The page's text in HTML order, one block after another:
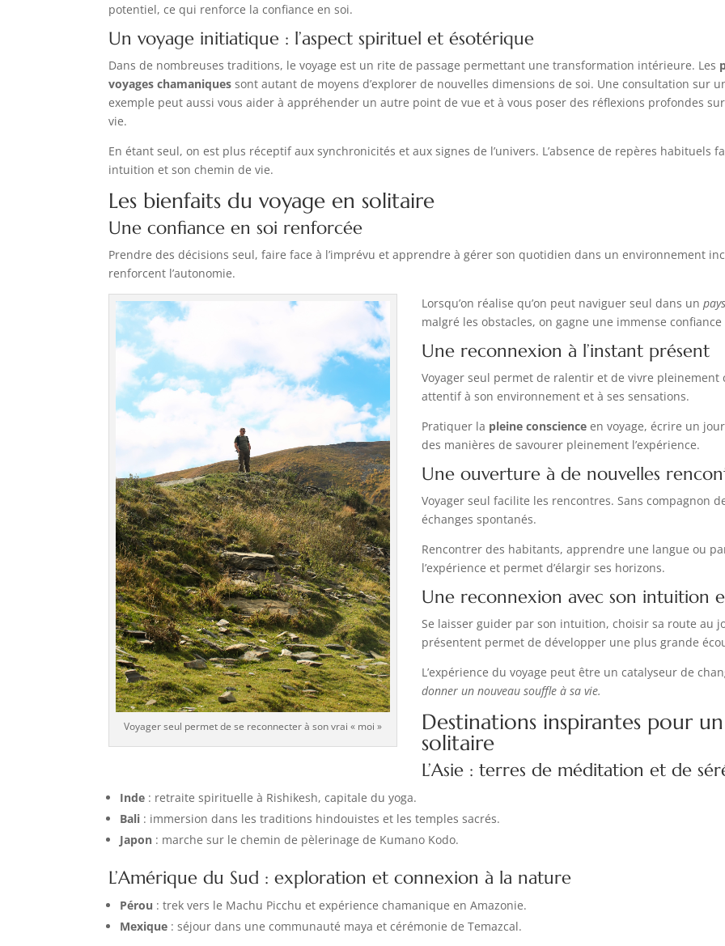
potentiel, ce qui renforce la confiance en soi.
Un voyage initiatique : l’aspect spirituel et ésotérique
Dans de nombreuses traditions, le voyage est un rite de passage permettant une transformation intérieure. Les
voyages chamaniques sont autant de moyens d’explorer de nouvelles dimensions de soi. Une consultation sur
exemple peut aussi vous aider à appréhender un autre point de vue et à vous poser des réflexions profondes
vie.
En étant seul, on est plus réceptif aux synchronicités et aux signes de l’univers. L’absence de repères habituels
intuition et son chemin de vie.
Les bienfaits du voyage en solitaire
Une confiance en soi renforcée
Prendre des décisions seul, faire face à l’imprévu et apprendre à gérer son quotidien dans un environnement
renforcent l’autonomie.
Voyager seul permet de se reconnecter à son vrai « moi »
Lorsqu’on réalise qu’on peut naviguer seul dans un
malgré les obstacles, on gagne une immense
Une reconnexion à l’instant présent
Voyager seul permet de ralentir et de vivre
attentif à son environnement et à ses sensations.
Pratiquer la pleine conscience en voyage, écrire un
des manières de savourer pleinement l’expérience.
Une ouverture à de nouvelles
Voyager seul facilite les rencontres. Sans compagnon
échanges spontanés.
Rencontrer des habitants, apprendre une langue ou
l’expérience et permet d’élargir ses horizons.
Une reconnexion avec son intuition
Se laisser guider par son intuition, choisir sa route au
présentent permet de développer une plus grande
L’expérience du voyage peut être un catalyseur de
donner un nouveau souffle à sa vie.
Destinations inspirantes pour
solitaire
L’Asie : terres de méditation et de
Inde : retraite spirituelle à Rishikesh, capitale du yoga.
Bali : immersion dans les traditions hindouistes et les temples sacrés.
Japon : marche sur le chemin de pèlerinage de Kumano Kodo.
L’Amérique du Sud : exploration et connexion à la nature
Pérou : trek vers le Machu Picchu et expérience chamanique en Amazonie.
Mexique : séjour dans une communauté maya et cérémonie de Temazcal.